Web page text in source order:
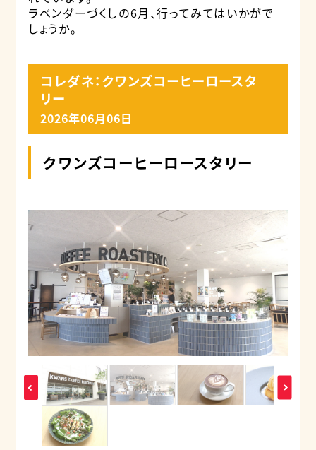
ラベンダーづくしの6月、行ってみてはいかがで
しょうか。
コレダネ：クワンズコーヒーロースタ
リー
2026年06月06日
クワンズコーヒーロースタリー